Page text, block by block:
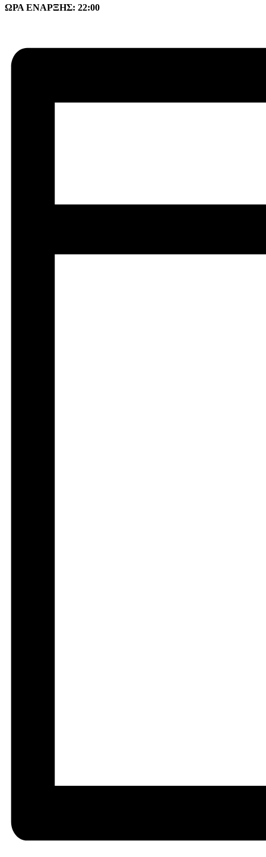
ΩΡΑ ΕΝΑΡΞΗΣ: 22:00